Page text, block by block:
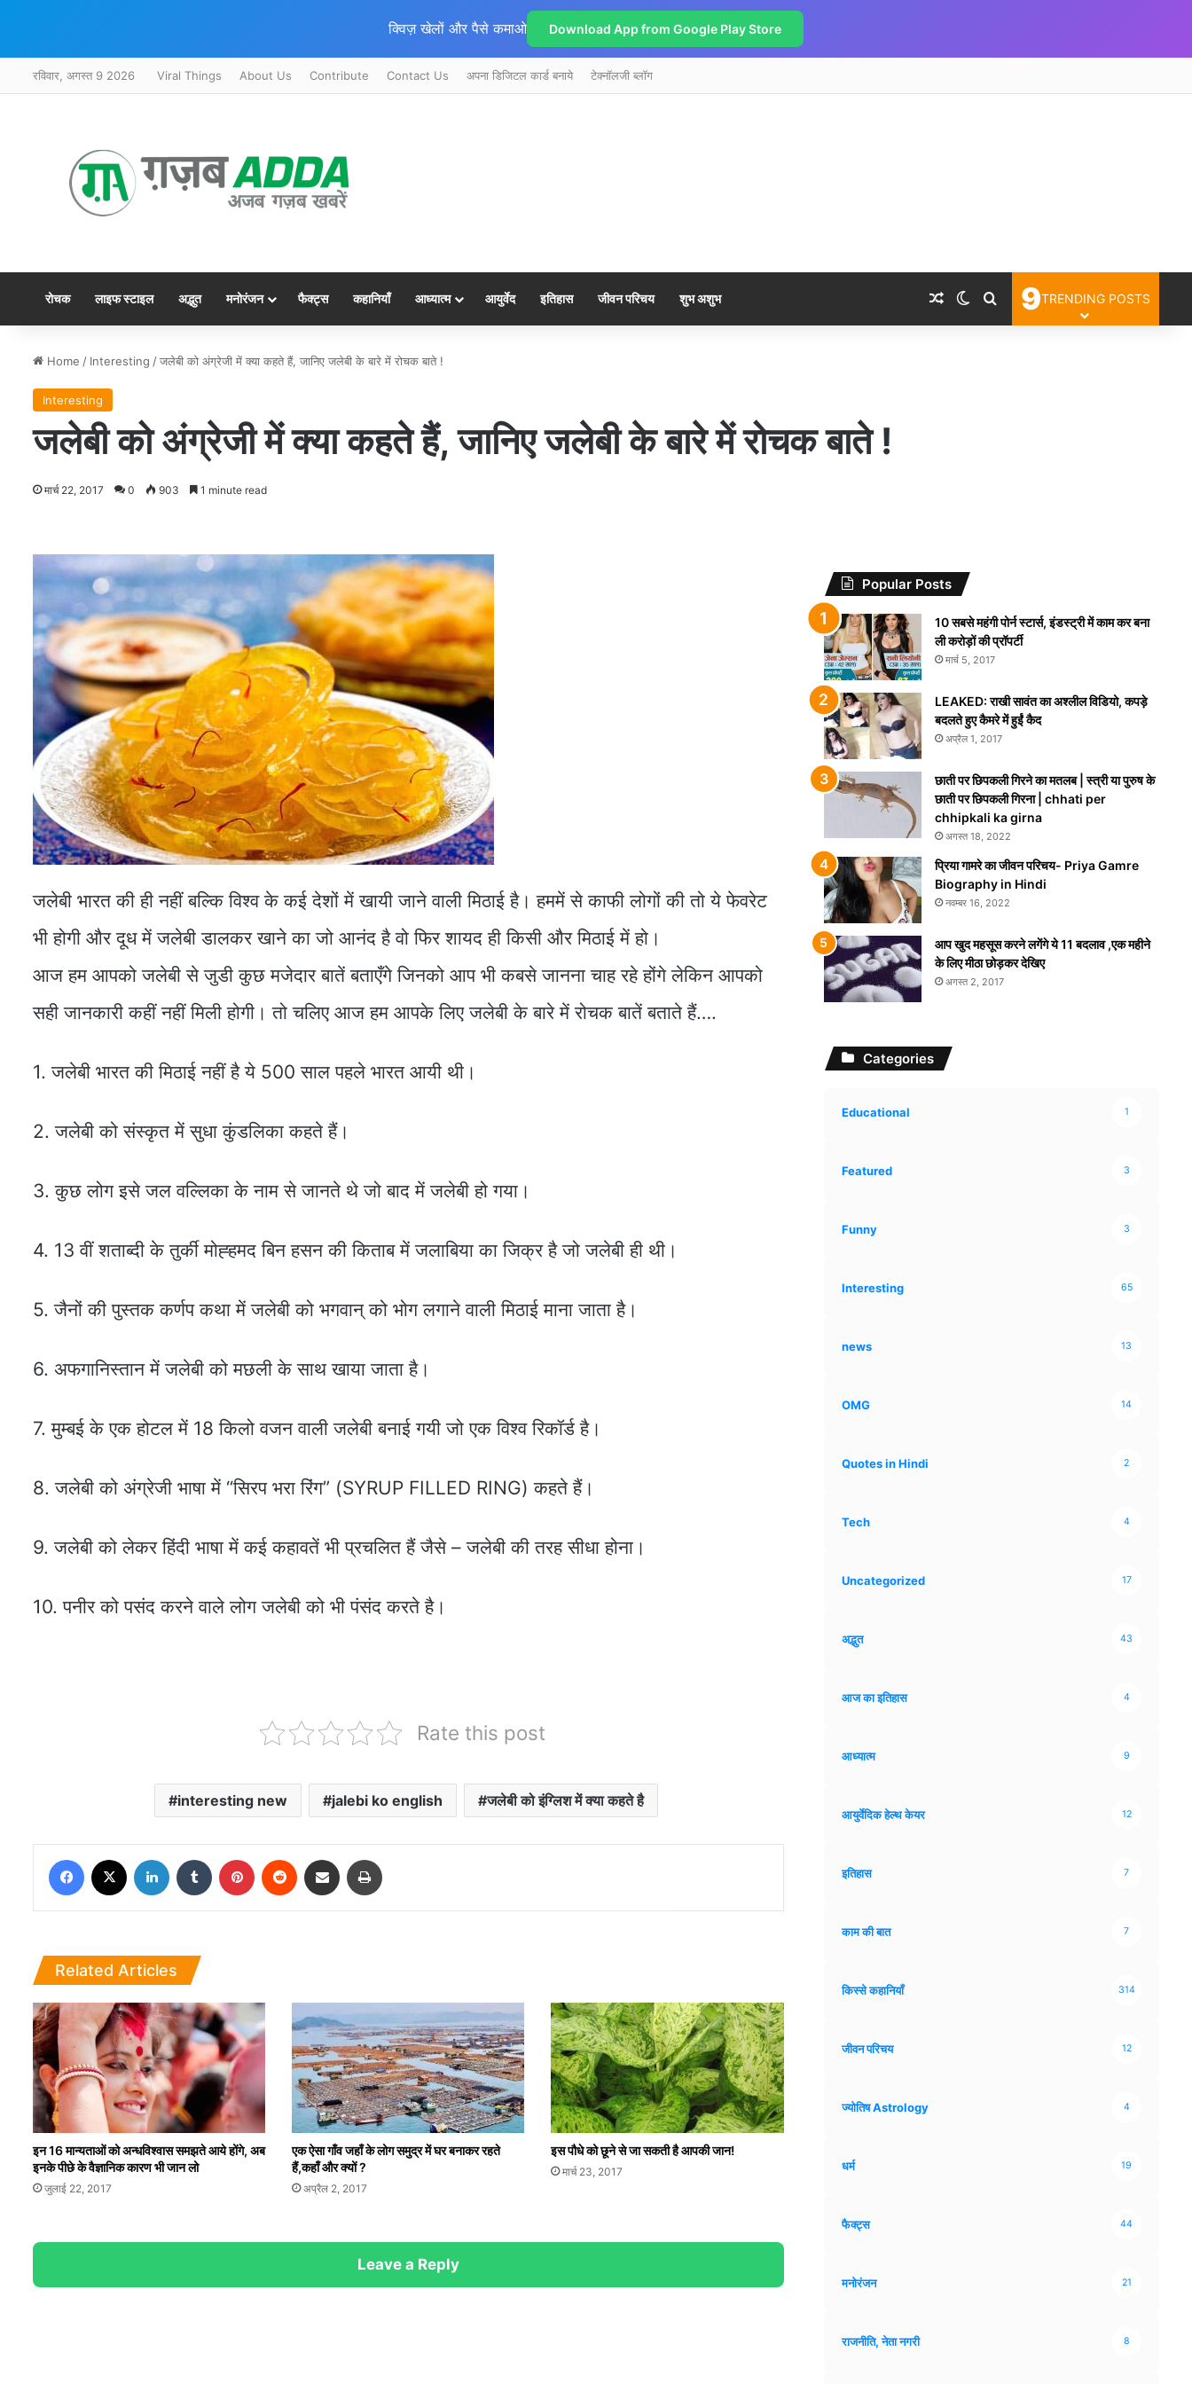
क्विज़ खेलों और पैसे कमाओ Download App from Google Play Store
रविवार, अगस्त 9 2026 Viral Things About Us Contribute Contact Us अपना डिजिटल कार्ड बनाये टेक्नॉलजी ब्लॉग
रोचक लाइफ स्टाइल अद्भुत मनोरंजन फैक्ट्स कहानियाँ आध्यात्म आयुर्वेद इतिहास जीवन परिचय शुभ अशुभ Random Article
Switch skin
Search for
9TRENDING POSTS
Home / Interesting /जलेबी को अंग्रेजी में क्या कहते हैं, जानिए जलेबी के बारे में रोचक बाते !
Interesting
जलेबी को अंग्रेजी में क्या कहते हैं, जानिए जलेबी के बारे में रोचक बाते !
मार्च 22, 2017 0 903 1 minute read
जलेबी भारत की ही नहीं बल्कि विश्व के कई देशों में खायी जाने वाली मिठाई है। हममें से काफी लोगों की तो ये फेवरेट
भी होगी और दूध में जलेबी डालकर खाने का जो आनंद है वो फिर शायद ही किसी और मिठाई में हो।
आज हम आपको जलेबी से जुडी कुछ मजेदार बातें बताएँगे जिनको आप भी कबसे जानना चाह रहे होंगे लेकिन आपको
सही जानकारी कहीं नहीं मिली होगी। तो चलिए आज हम आपके लिए जलेबी के बारे में रोचक बातें बताते हैं….
1. जलेबी भारत की मिठाई नहीं है ये 500 साल पहले भारत आयी थी।
2. जलेबी को संस्कृत में सुधा कुंडलिका कहते हैं।
3. कुछ लोग इसे जल वल्लिका के नाम से जानते थे जो बाद में जलेबी हो गया।
4. 13 वीं शताब्दी के तुर्की मोह्हमद बिन हसन की किताब में जलाबिया का जिक्र है जो जलेबी ही थी।
5. जैनों की पुस्तक कर्णप कथा में जलेबी को भगवान् को भोग लगाने वाली मिठाई माना जाता है।
6. अफगानिस्तान में जलेबी को मछली के साथ खाया जाता है।
7. मुम्बई के एक होटल में 18 किलो वजन वाली जलेबी बनाई गयी जो एक विश्व रिकॉर्ड है।
8. जलेबी को अंग्रेजी भाषा में “सिरप भरा रिंग” (SYRUP FILLED RING) कहते हैं।
9. जलेबी को लेकर हिंदी भाषा में कई कहावतें भी प्रचलित हैं जैसे – जलेबी की तरह सीधा होना।
10. पनीर को पसंद करने वाले लोग जलेबी को भी पंसंद करते है।
Rate this post
interesting new jalebi ko english जलेबी को इंग्लिश में क्या कहते है
Facebook LinkedIn Tumblr Pinterest Reddit Share via Email
Related Articles
इन 16 मान्यताओं को अन्धविश्वास समझते आये होंगे, अब
इनके पीछे के वैज्ञानिक कारण भी जान लो
जुलाई 22, 2017
एक ऐसा गाँव जहाँ के लोग समुद्र में घर बनाकर रहते
हैं,कहाँ और क्यों ?
अप्रैल 2, 2017
इस पौधे को छूने से जा सकती है आपकी जान!
मार्च 23, 2017
Leave a Reply
Popular Posts
10 सबसे महंगी पोर्न स्टार्स, इंडस्ट्री में काम कर बना
ली करोड़ों की प्रॉपर्टी
मार्च 5, 2017
LEAKED: राखी सावंत का अश्लील विडियो, कपड़े
बदलते हुए कैमरे में हुईं कैद
अप्रैल 1, 2017
छाती पर छिपकली गिरने का मतलब | स्त्री या पुरुष के
छाती पर छिपकली गिरना | chhati per
chhipkali ka girna
अगस्त 18, 2022
प्रिया गामरे का जीवन परिचय- Priya Gamre
Biography in Hindi
नवम्बर 16, 2022
आप खुद महसूस करने लगेंगे ये 11 बदलाव ,एक महीने
के लिए मीठा छोड़कर देखिए
अगस्त 2, 2017
Categories
Educational 1
Featured 3
Funny 3
Interesting 65
news 13
OMG 14
Quotes in Hindi 2
Tech 4
Uncategorized 17
अद्भुत 43
आज का इतिहास 4
आध्यात्म 9
आयुर्वेदिक हेल्थ केयर 12
इतिहास 7
काम की बात 7
किस्से कहानियाँ 314
जीवन परिचय 12
ज्योतिष Astrology 4
धर्म 19
फैक्ट्स 44
मनोरंजन 21
राजनीति, नेता नगरी 8